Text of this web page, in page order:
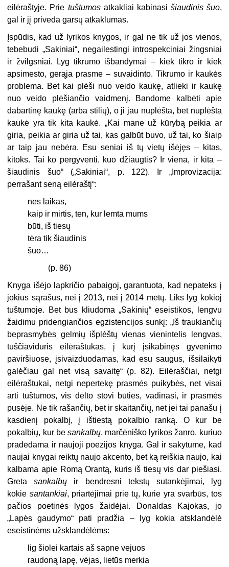
eilėraštyje. Prie tuštumosatkakliai kabinasi šiaudinis šuo,
gal ir jį priveda garsų atkaklumas.
Įspūdis, kad už lyrikos knygos, ir gal ne tik už jos vienos,
tebebudi „Sakiniai“, negailestingi introspekciniai žingsniai
ir žvilgsniai. Lyg tikrumo išbandymai – kiek tikro ir kiek
apsimesto, gerąja prasme – suvaidinto. Tikrumo ir kaukės
problema. Bet kai plėši nuo veido kaukę, atlieki ir kaukę
nuo veido plėšiančio vaidmenį. Bandome kalbėti apie
dabartinę kaukę (arba stilių), o ji jau nuplėšta, bet nuplėšta
kaukė yra tik kita kaukė. „Kai mane už kūrybą peikia ar
giria, peikia ar giria už tai, kas galbūt buvo, už tai, ko šiaip
ar taip jau nebėra. Esu seniai iš tų vietų išėjęs – kitas,
kitoks. Tai ko pergyventi, kuo džiaugtis? Ir viena, ir kita –
šiaudinis šuo“ („Sakiniai“, p. 122). Ir „Improvizacija:
perrašant seną eilėraštį“:
nes laikas,
kaip ir mirtis, ten, kur lemta mums
būti, iš tiesų
tėra tik šiaudinis
šuo…
(p. 86)
Knyga išėjo lapkričio pabaigoj, garantuota, kad nepateks į
jokius sąrašus, nei į 2013, nei į 2014 metų. Liks lyg kokioj
tuštumoje. Bet bus kliudoma „Sakinių“ eseistikos, lengvu
žaidimu pridengiančios egzistencijos sunkį: „Iš traukiančių
beprasmybės gelmių išplėštų vienas vienintelis lengvas,
tuščiaviduris eilėraštukas, į kurį įsikabinęs gyvenimo
paviršiuose, įsivaizduodamas, kad esu saugus, išsilaikyti
galėčiau gal net visą savaitę“ (p. 82). Eilėraščiai, netgi
eilėraštukai, netgi nepertekę prasmės puikybės, net visai
arti tuštumos, vis dėlto stovi būties, vadinasi, ir prasmės
pusėje. Ne tik rašančių, bet ir skaitančių, net jei tai panašu į
kasdienį pokalbį, į ištiestą pokalbio ranką. O kur be
pokalbių, kur be sankalbų, marčėniško lyrikos žanro, kuriuo
pradedama ir naujoji poezijos knyga. Gal ir sakytume, kad
naujai knygai reiktų naujo akcento, bet ką reiškia naujo, kai
kalbama apie Romą Orantą, kuris iš tiesų vis dar piešiasi.
Gretasankalbų ir bendresni tekstų sutankėjimai, lyg
kokie santankiai, priartėjimai prie tų, kurie yra svarbūs, tos
pačios poetinės lygos žaidėjai. Donaldas Kajokas, jo
„Lapės gaudymo“ pati pradžia – lyg kokia atsklandėlė
eseistinėms užsklandėlėms:
lig šiolei kartais aš sapne vejuos
raudoną lapę, vėjas, lietūs merkia